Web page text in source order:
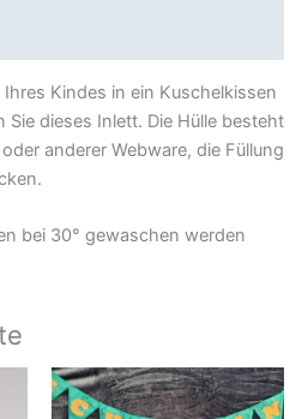
Kindes in ein Kuschelkissen
dieses Inlett. Die Hülle besteht
anderer Webware, die Füllung
bei 30° gewaschen werden